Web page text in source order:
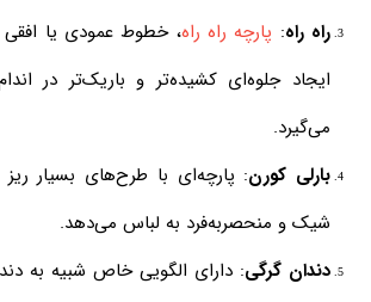
راه راه: پارچه راه راه، خطوط عمودی یا افقی
ایجاد جلوه‌ای کشیده‌تر و باریک‌تر در
می‌گیرد.
بارلی کورن: پارچه‌ای با طرح‌های بسیار
شیک و منحصربه‌فرد به لباس می‌دهد.
دندان گرگی: دارای الگویی خاص شبیه به